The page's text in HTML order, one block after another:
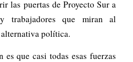
las puertas de Proyecto Sur a
trabajadores que miran al
política.
es que casi todas esas fuerzas